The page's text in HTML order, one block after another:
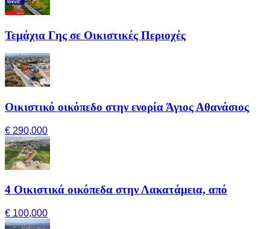
Τεμάχια Γης σε Οικιστικές Περιοχές
Οικιστικό οικόπεδο στην ενορία Άγιος Αθανάσιος
€ 290,000
4 Οικιστικά οικόπεδα στην Λακατάμεια, από
€ 100,000